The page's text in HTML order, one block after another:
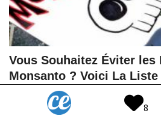
Vous Souhaitez Éviter les
Monsanto ? Voici La Liste
8